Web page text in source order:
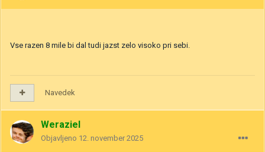
Vse razen 8 mile bi dal tudi jazst zelo visoko pri sebi.
Navedek
Weraziel
Objavljeno 12. november 2025